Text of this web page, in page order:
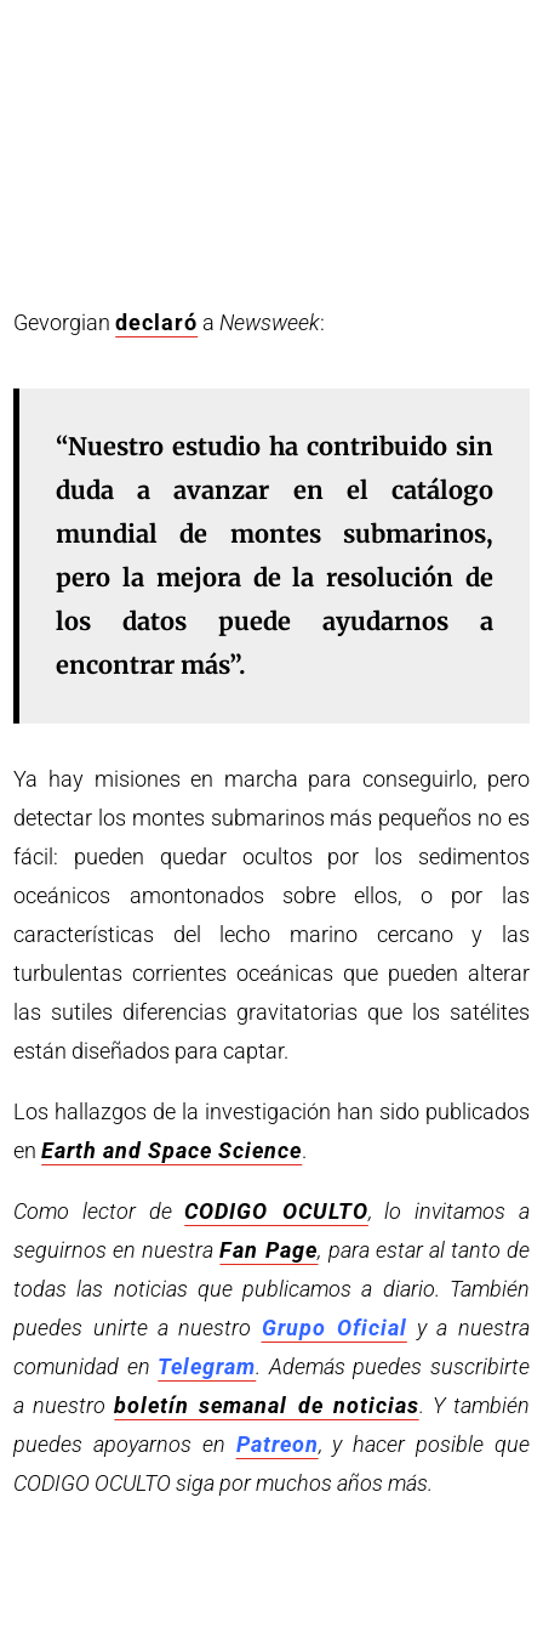
Gevorgiandeclaró a Newsweek:
“Nuestro estudio ha contribuido sin
duda a avanzar en el catálogo
mundial de montes submarinos,
pero la mejora de la resolución de
los datos puede ayudarnos a
encontrar más”.
Ya hay misiones en marcha para conseguirlo, pero
detectar los montes submarinos más pequeños no es
fácil: pueden quedar ocultos por los sedimentos
oceánicos amontonados sobre ellos, o por las
características del lecho marino cercano y las
turbulentas corrientes oceánicas que pueden alterar
las sutiles diferencias gravitatorias que los satélites
están diseñados para captar.
Los hallazgos de la investigación han sido publicados
enEarth and Space Science.
Como lector deCODIGO OCULTO, lo invitamos a
seguirnos en nuestraFan Page, para estar al tanto de
todas las noticias que publicamos a diario. También
puedes unirte a nuestro Grupo Oficial y a nuestra
comunidad en Telegram. Además puedes suscribirte
a nuestroboletín semanal de noticias. Y también
puedes apoyarnos en Patreon, y hacer posible que
CODIGO OCULTO siga por muchos años más.